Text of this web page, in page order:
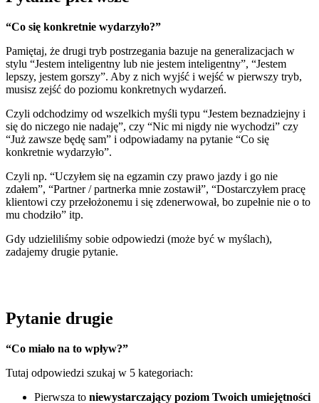
“Co się konkretnie wydarzyło?”
Pamiętaj, że drugi tryb postrzegania bazuje na generalizacjach w
stylu “Jestem inteligentny lub nie jestem inteligentny”, “Jestem
lepszy, jestem gorszy”. Aby z nich wyjść i wejść w pierwszy tryb,
musisz zejść do poziomu konkretnych wydarzeń.
Czyli odchodzimy od wszelkich myśli typu “Jestem beznadziejny i
się do niczego nie nadaję”, czy “Nic mi nigdy nie wychodzi” czy
“Już zawsze będę sam” i odpowiadamy na pytanie “Co się
konkretnie wydarzyło”.
Czyli np. “Uczyłem się na egzamin czy prawo jazdy i go nie
zdałem”, “Partner / partnerka mnie zostawił”, “Dostarczyłem pracę
klientowi czy przełożonemu i się zdenerwował, bo zupełnie nie o to
mu chodziło” itp.
Gdy udzieliliśmy sobie odpowiedzi (może być w myślach),
zadajemy drugie pytanie.
Pytanie drugie
“Co miało na to wpływ?”
Tutaj odpowiedzi szukaj w 5 kategoriach:
Pierwsza to niewystarczający poziom Twoich umiejętności